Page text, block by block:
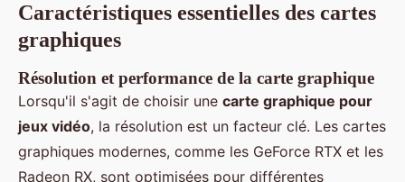
Caractéristiques essentielles des cartes
graphiques
Résolution et performance de la carte graphique
Lorsqu'il s'agit de choisir une carte graphique pour
jeux vidéo, la résolution est un facteur clé. Les cartes
graphiques modernes, comme les GeForce RTX et les
Radeon RX, sont optimisées pour différentes